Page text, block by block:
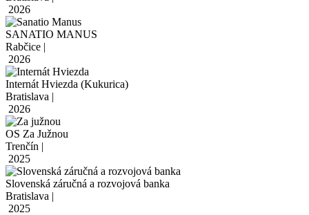
2026
SANATIO MANUS
Rabčice |
2026
Internát Hviezda (Kukurica)
Bratislava |
2026
OS Za Južnou
Trenčín |
2025
Slovenská záručná a rozvojová banka
Bratislava |
2025